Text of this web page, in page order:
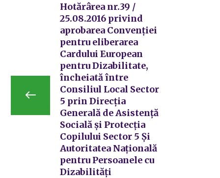
Hotărârea nr.39 /
25.08.2016 privind
aprobarea Convenției
pentru eliberarea
Cardului European
pentru Dizabilitate,
încheiată între
Consiliul Local Sector
5 prin Direcția
Generală de Asistență
Socială și Protecția
Copilului Sector 5 Și
Autoritatea Națională
pentru Persoanele cu
Dizabilități